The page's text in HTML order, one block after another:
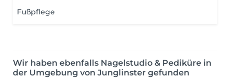
Fußpflege
Wir haben ebenfalls Nagelstudio & Pediküre in
der Umgebung von Junglinster gefunden